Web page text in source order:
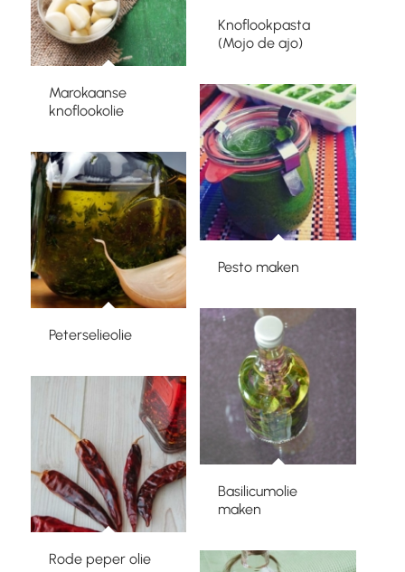
Knoflookpasta
(Mojo de ajo)
Marokaanse
knoflookolie
Pesto maken
Peterselieolie
Basilicumolie
maken
Rode peper olie